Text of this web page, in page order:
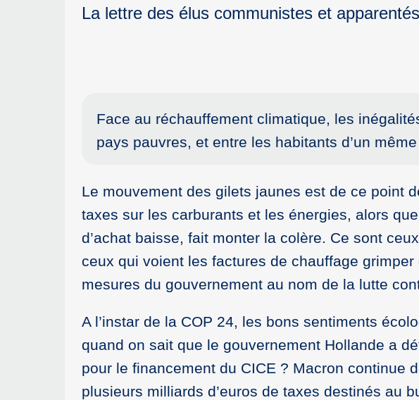
La lettre des élus communistes et
Face au réchauffement climatique, les
pays pauvres, et entre les habitants d’un
Le mouvement des gilets jaunes est de ce point
taxes sur les carburants et les énergies, alors
d’achat baisse, fait monter la colère. Ce sont
ceux qui voient les factures de chauffage
mesures du gouvernement au nom de la lutte
A l’instar de la COP 24, les bons sentiments
quand on sait que le gouvernement Hollande a
pour le financement du CICE ? Macron continue
plusieurs milliards d’euros de taxes destinés au